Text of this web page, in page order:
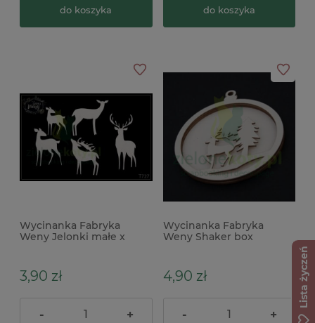
do koszyka do koszyka
Wycinanka Fabryka
Weny Jelonki małe x
3,90 zł
- +
Wycinanka Fabryka
Weny Shaker box
4,90 zł
- +
Lista życzeń